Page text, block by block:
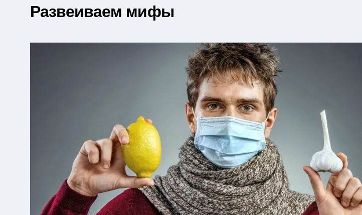
Развеиваем мифы